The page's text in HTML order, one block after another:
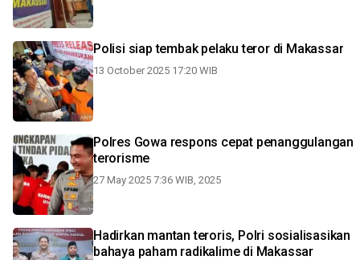
Polisi siap tembak pelaku teror di Makassar
13 October 2025 17:20 WIB
Polres Gowa respons cepat penanggulangan
terorisme
27 May 2025 7:36 WIB, 2025
Hadirkan mantan teroris, Polri sosialisasikan
bahaya paham radikalime di Makassar